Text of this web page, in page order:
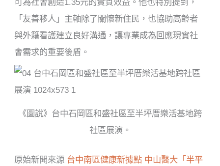
可為社會創造1.35元的實質效益。他也特別提到，
「友善移人」主軸除了關懷新住民，也協助高齡者
與外籍看護建立良好溝通，讓專業成為回應現實社
會需求的重要後盾。
《圖說》台中石岡區和盛社區至半坪厝樂活基地跨
社區展演。
原始新聞來源 台中南區健康新據點 中山醫大「半平